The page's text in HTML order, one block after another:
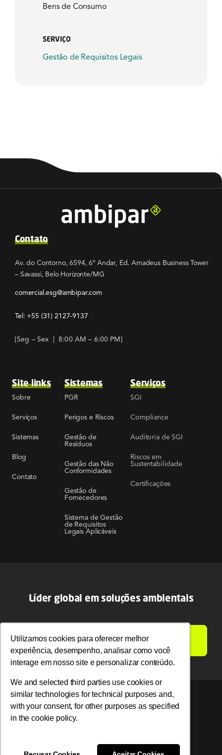
Utilizamos cookies para oferecer melhor
experiência, desempenho, analisar como você
interage em nosso site e personalizar conteúdo.
We and selected third parties use cookies or
similar technologies for technical purposes and,
with your consent, for other purposes as specified
in the cookie policy.
Utilizamos cookies para oferecer melhor
experiência, desempenho, analisar como você
interage em nosso site e personalizar conteúdo.
We and selected third parties use cookies or
similar technologies for technical purposes and,
with your consent, for other purposes as specified
in the cookie policy.
Bens de Consumo
SERVIÇO
Gestão de Requisitos Legais
Contato
Av. do Contorno, 6594, 6º Andar, Ed. Amadeus Business Tower
– Savassi, Belo Horizonte/MG
comercial.esg@ambipar.com
Tel: +55 (31) 2127-9137
[Seg – Sex | 8:00 AM – 6:00 PM]
Site links
Sobre
Serviços
Sistemas
Blog
Contato
Sistemas
PGR
Perigos e Riscos
Gestão de
Resíduos
Gestão das Não
Conformidades
Gestão de
Fornecedores
Sistema de Gestão
de Requisitos
Legais Aplicáveis
Serviços
SGI
Compliance
Auditoria de SGI
Riscos em
Sustentabilidade
Certificações
Líder global em soluções ambientais
LIGAMOS PARA VOCÊ
© 2026 Ambipar. Todos os direitos reservados.